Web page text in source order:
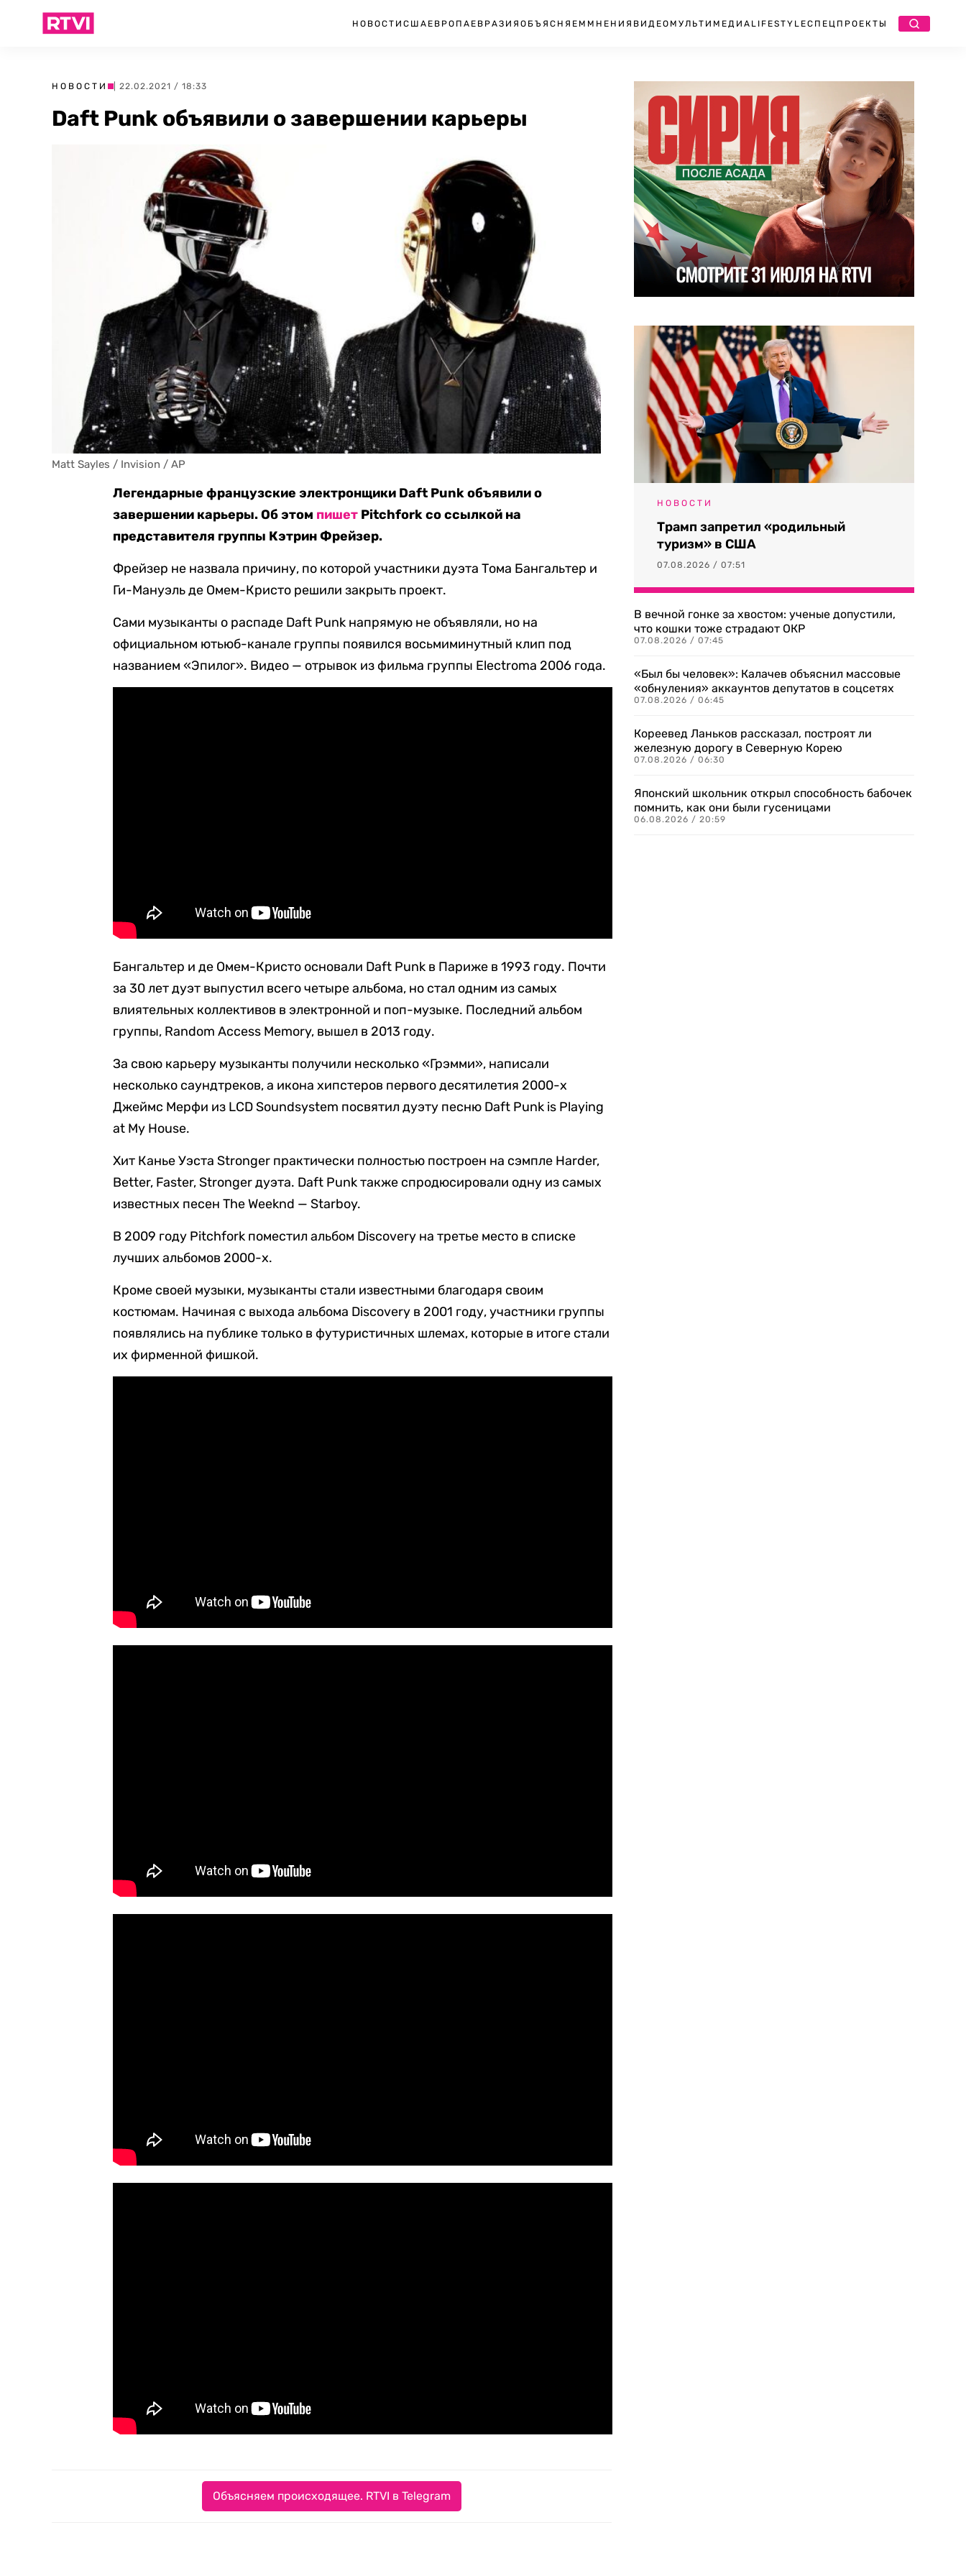
НОВОСТИ США ЕВРОПА ЕВРАЗИЯ ОБЪЯСНЯЕМ МНЕНИЯ ВИДЕО МУЛЬТИМЕДИА LIFESTYLEСПЕЦПРОЕКТЫ
НОВОСТИ | 22.02.2021 / 18:33
Daft Punk объявили о завершении карьеры
Matt Sayles / Invision / AP
Легендарные французские электронщики Daft Punk объявили о
завершении карьеры. Об этом пишет Pitchfork со ссылкой на
представителя группы Кэтрин Фрейзер.
Фрейзер не назвала причину, по которой участники дуэта Тома Бангальтер и
Ги-Мануэль де Омем-Кристо решили закрыть проект.
Сами музыканты о распаде Daft Punk напрямую не объявляли, но на
официальном ютьюб-канале группы появился восьмиминутный клип под
названием «Эпилог». Видео — отрывок из фильма группы Electroma 2006 года.
Бангальтер и де Омем-Кристо основали Daft Punk в Париже в 1993 году. Почти
за 30 лет дуэт выпустил всего четыре альбома, но стал одним из самых
влиятельных коллективов в электронной и поп-музыке. Последний альбом
группы, Random Access Memory, вышел в 2013 году.
За свою карьеру музыканты получили несколько «Грэмми», написали
несколько саундтреков, а икона хипстеров первого десятилетия 2000-х
Джеймс Мерфи из LCD Soundsystem посвятил дуэту песню Daft Punk is Playing
at My House.
Хит Канье Уэста Stronger практически полностью построен на сэмпле Harder,
Better, Faster, Stronger дуэта. Daft Punk также спродюсировали одну из самых
известных песен The Weeknd — Starboy.
В 2009 году Pitchfork поместил альбом Discovery на третье место в списке
лучших альбомов 2000-х.
Кроме своей музыки, музыканты стали известными благодаря своим
костюмам. Начиная с выхода альбома Discovery в 2001 году, участники группы
появлялись на публике только в футуристичных шлемах, которые в итоге стали
их фирменной фишкой.
Объясняем происходящее. RTVI в Telegram
НОВОСТИ
Трамп запретил «родильный
туризм» в США
07.08.2026 / 07:51
В вечной гонке за хвостом: ученые допустили,
что кошки тоже страдают ОКР
07.08.2026 / 07:45
«Был бы человек»: Калачев объяснил массовые
«обнуления» аккаунтов депутатов в соцсетях
07.08.2026 / 06:45
Кореевед Ланьков рассказал, построят ли
железную дорогу в Северную Корею
07.08.2026 / 06:30
Японский школьник открыл способность бабочек
помнить, как они были гусеницами
06.08.2026 / 20:59